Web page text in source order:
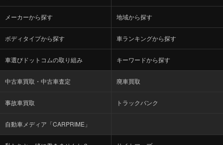
メーカーから探す 地域から探す
ボディタイプから探す 車ランキングから探す
車選びドットコムの取り組み キーワードから探す
中古車買取・中古車査定 廃車買取
事故車買取 トラックバンク
自動車メディア「CARPRIME」